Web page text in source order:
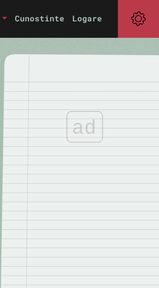
Cunostinte Logare
ad